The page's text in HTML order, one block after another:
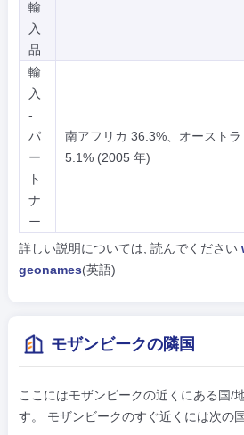
輸
入
品
輸
入
-
パ
ー
ト
ナ
ー
南アフリカ 36.3%、オースト
5.1% (2005 年)
詳しい説明については, 読んでください
geonames(英語)
モザンビークの隣国
ここにはモザンビークの近くにある国/
す。 モザンビークのすぐ近くには次の